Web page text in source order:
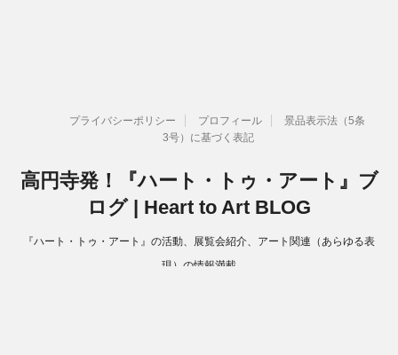
プライバシーポリシー プロフィール
景品表示法（5条
3号）に基づく表記
高円寺発！『ハート・トゥ・アート』ブ
ログ | Heart to Art BLOG
『ハート・トゥ・アート』の活動、展覧会紹介、アート関連（あらゆる表
現）の情報満載